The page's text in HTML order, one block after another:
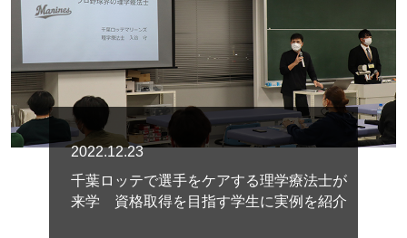
2022.12.23
千葉ロッテで選手をケアする理学療法士が
来学 資格取得を目指す学生に実例を紹介